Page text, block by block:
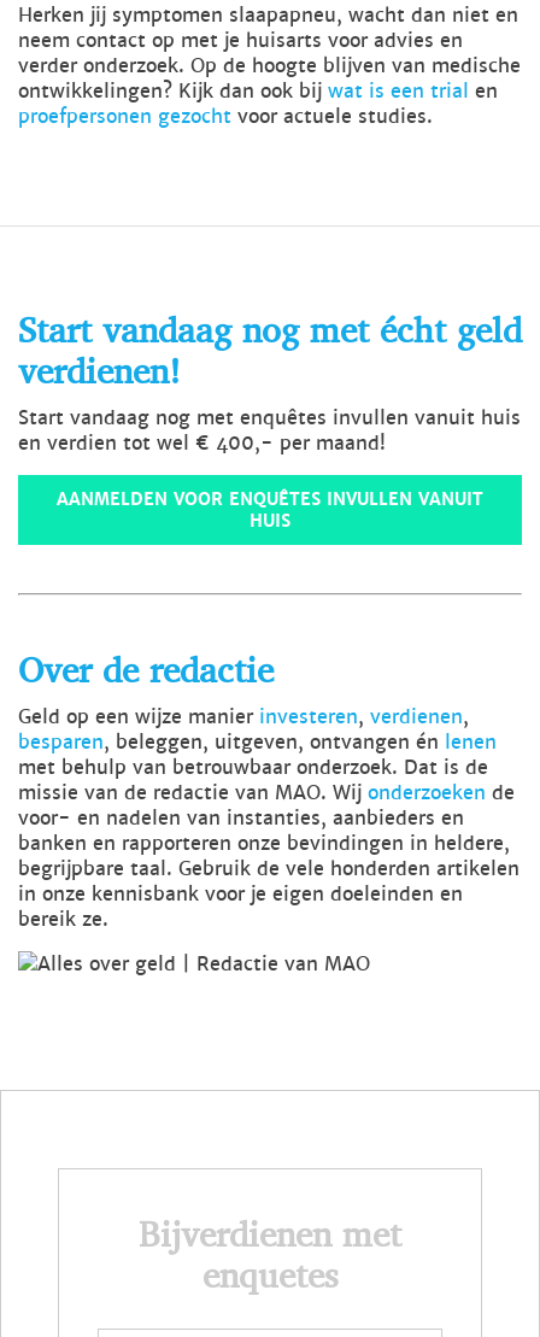
Herken jij symptomen slaapapneu, wacht dan niet en
neem contact op met je huisarts voor advies en
verder onderzoek. Op de hoogte blijven van medische
ontwikkelingen? Kijk dan ook bij wat is een trial en
proefpersonen gezocht voor actuele studies.
Start vandaag nog met écht geld
verdienen!
Start vandaag nog met enquêtes invullen vanuit huis
en verdien tot wel € 400,- per maand!
AANMELDEN VOOR ENQUÊTES INVULLEN VANUIT
HUIS
Over de redactie
Geld op een wijze manier investeren, verdienen,
besparen, beleggen, uitgeven, ontvangen én lenen
met behulp van betrouwbaar onderzoek. Dat is de
missie van de redactie van MAO. Wij onderzoeken de
voor- en nadelen van instanties, aanbieders en
banken en rapporteren onze bevindingen in heldere,
begrijpbare taal. Gebruik de vele honderden artikelen
in onze kennisbank voor je eigen doeleinden en
bereik ze.
Bijverdienen met
enquetes